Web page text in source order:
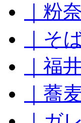
ツ
ス
プ
｜粉
｜そ
｜福
｜蕎